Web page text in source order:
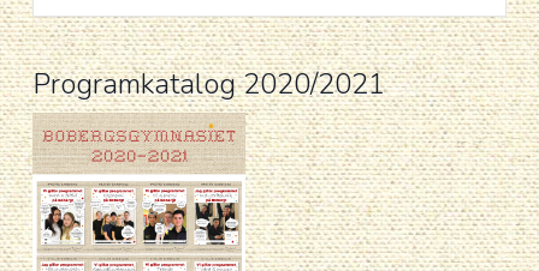
Programkatalog 2020/2021